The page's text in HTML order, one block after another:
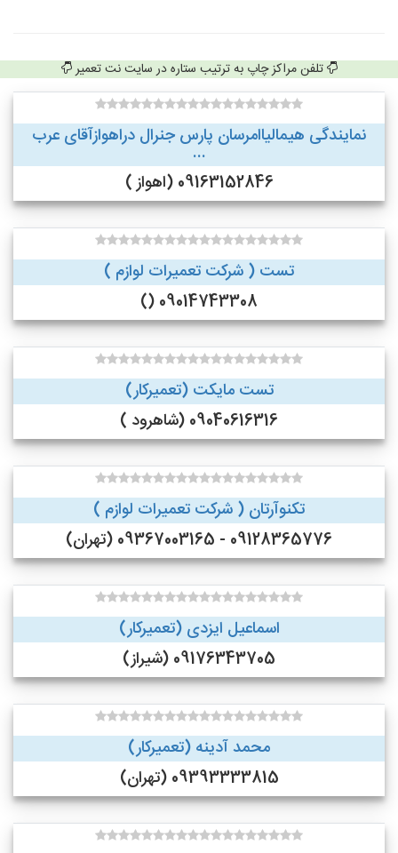
تلفن مراکز چاپ به ترتیب ستاره در سایت نت تعمیر
نمایندگی هیمالیاامرسان پارس جنرال دراهوازآقای عرب
...
09163152846 (اهواز )
تست ( شرکت تعمیرات لوازم )
09014743308 ()
تست مایکت (تعمیرکار)
09040616316 (شاهرود )
تکنوآرتان ( شرکت تعمیرات لوازم )
09128365776 - 09367003165 (تهران)
اسماعیل ایزدی (تعمیرکار)
09176343705 (شیراز)
محمد آدینه (تعمیرکار)
09393333815 (تهران)